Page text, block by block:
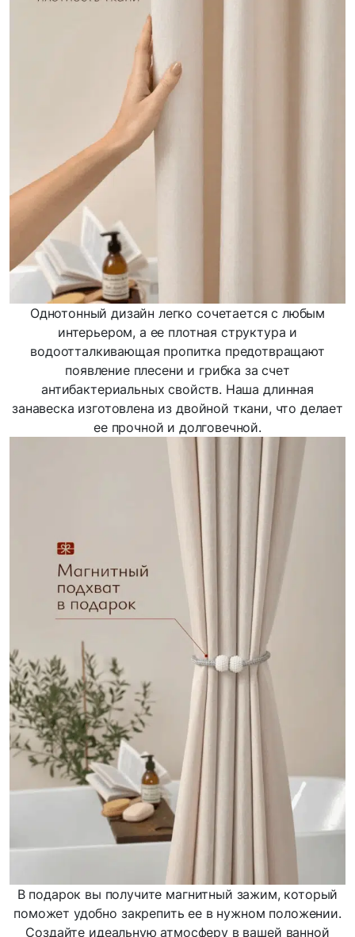
Однотонный дизайн легко сочетается с любым
интерьером, а ее плотная структура и
водоотталкивающая пропитка предотвращают
появление плесени и грибка за счет
антибактериальных свойств. Наша длинная
занавеска изготовлена из двойной ткани, что делает
ее прочной и долговечной.
В подарок вы получите магнитный зажим, который
поможет удобно закрепить ее в нужном положении.
Создайте идеальную атмосферу в вашей ванной